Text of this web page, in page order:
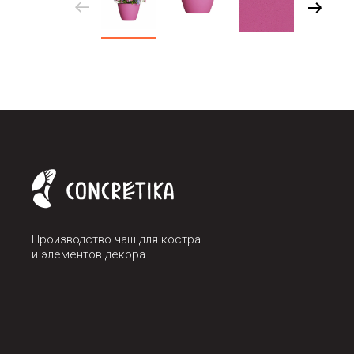
Производство чаш для костра
и элементов декора